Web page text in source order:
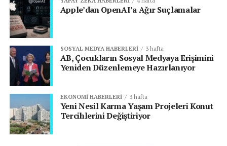
Apple’dan OpenAI’a Ağır Suçlamalar
SOSYAL MEDYA HABERLERI 3 hafta
AB, Çocukların Sosyal Medyaya Erişimini
Yeniden Düzenlemeye Hazırlanıyor
EKONOMI HABERLERI 3 hafta
Yeni Nesil Karma Yaşam Projeleri Konut
Tercihlerini Değiştiriyor